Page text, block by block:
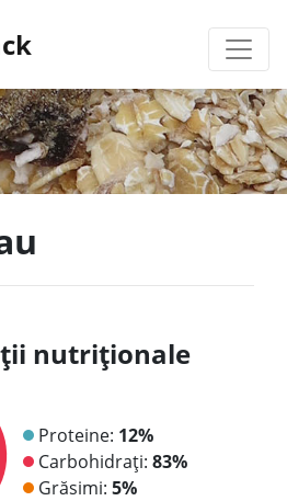
nutriționale
Proteine: 12%
Carbohidrați: 83%
Grăsimi: 5%